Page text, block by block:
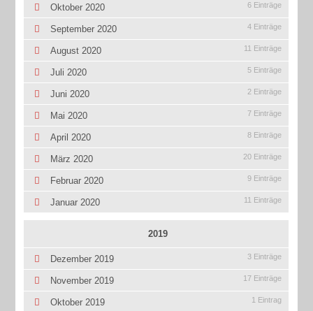
Oktober 2020 6 Einträge
September 2020 4 Einträge
August 2020 11 Einträge
Juli 2020 5 Einträge
Juni 2020 2 Einträge
Mai 2020 7 Einträge
April 2020 8 Einträge
März 2020 20 Einträge
Februar 2020 9 Einträge
Januar 2020 11 Einträge
2019
Dezember 2019 3 Einträge
November 2019 17 Einträge
Oktober 2019 1 Eintrag